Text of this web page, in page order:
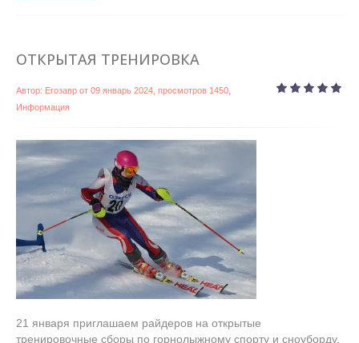
ОТКРЫТАЯ ТРЕНИРОВКА
Автор: Егозавр от 09 январь 2024 , просмотров 1450,
Информация
21 января приглашаем райдеров на открытые
тренировочные сборы по горнолыжному спорту и сноуборду.